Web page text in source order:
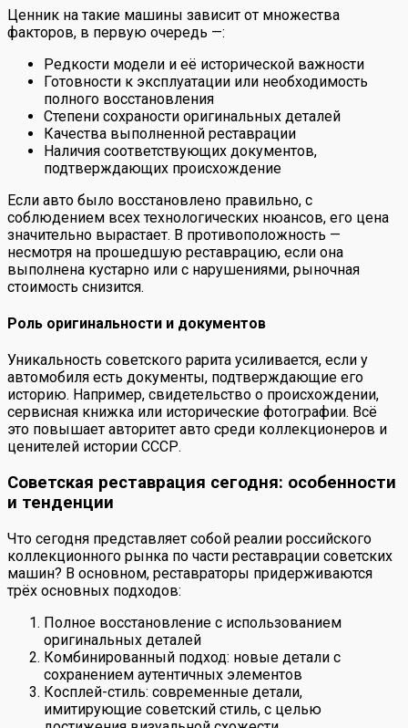
Ценник на такие машины зависит от множества
факторов, в первую очередь —:
Редкости модели и её исторической важности
Готовности к эксплуатации или необходимость
полного восстановления
Степени сохраности оригинальных деталей
Качества выполненной реставрации
Наличия соответствующих документов,
подтверждающих происхождение
Если авто было восстановлено правильно, с
соблюдением всех технологических нюансов, его цена
значительно вырастает. В противоположность —
несмотря на прошедшую реставрацию, если она
выполнена кустарно или с нарушениями, рыночная
стоимость снизится.
Роль оригинальности и документов
Уникальность советского рарита усиливается, если у
автомобиля есть документы, подтверждающие его
историю. Например, свидетельство о происхождении,
сервисная книжка или исторические фотографии. Всё
это повышает авторитет авто среди коллекционеров и
ценителей истории СССР.
Советская реставрация сегодня: особенности
и тенденции
Что сегодня представляет собой реалии российского
коллекционного рынка по части реставрации советских
машин? В основном, реставраторы придерживаются
трёх основных подходов:
Полное восстановление с использованием
оригинальных деталей
Комбинированный подход: новые детали с
сохранением аутентичных элементов
Косплей-стиль: современные детали,
имитирующие советский стиль, с целью